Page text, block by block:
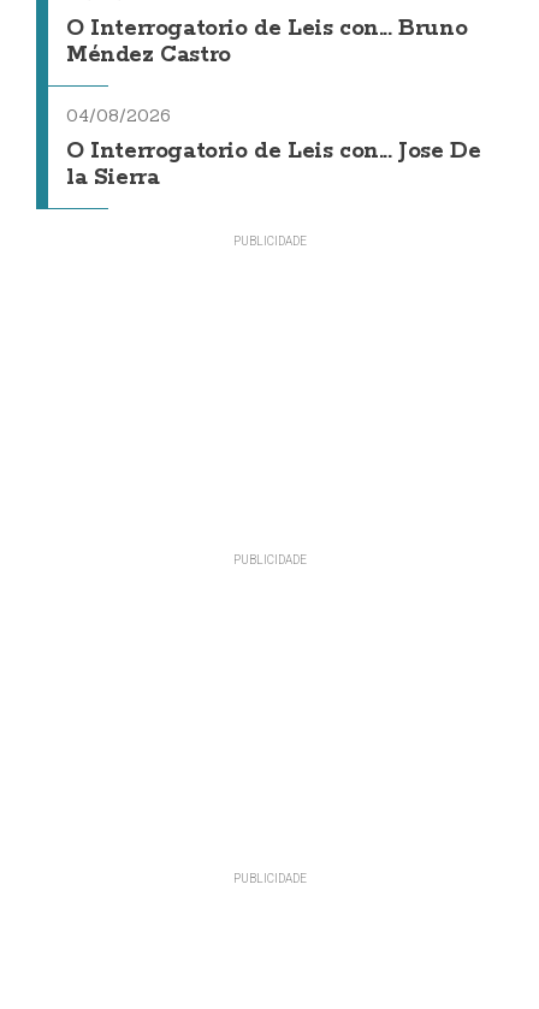
O Interrogatorio de Leis con... Bruno
Méndez Castro
04/08/2026
O Interrogatorio de Leis con... Jose De
la Sierra